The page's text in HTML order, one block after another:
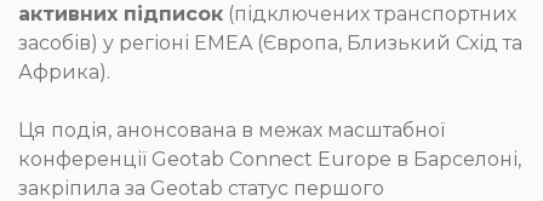
активних підписок (підключених транспортних
засобів) у регіоні EMEA (Європа, Близький Схід та
Африка).
Ця подія, анонсована в межах масштабної
конференції Geotab Connect Europe в Барселоні,
закріпила за Geotab статус першого